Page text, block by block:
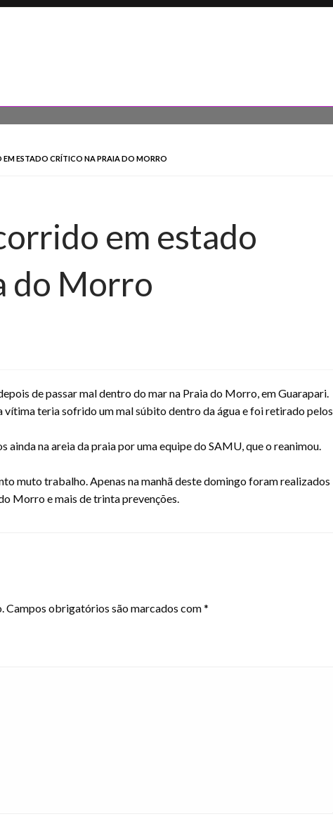
ESTADO CRÍTICO NA PRAIA DO MORRO
em estado
do Morro
de passar mal dentro do mar na Praia do Morro, em Guarapari.
vítima teria sofrido um mal súbito dentro da água e foi retirado pelos
na areia da praia por uma equipe do SAMU, que o reanimou.
muto trabalho. Apenas na manhã deste domingo foram realizados
Morro e mais de trinta prevenções.
Campos obrigatórios são marcados com*